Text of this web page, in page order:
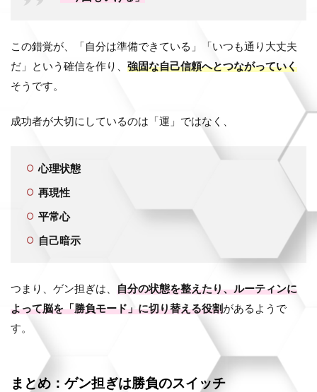
この錯覚が、「自分は準備できている」「いつも通り大丈夫
だ」という確信を作り、 強固な自己信頼へとつながっていく
そうです。
成功者が大切にしているのは「運」ではなく、
心理状態
再現性
平常心
自己暗示
つまり、ゲン担ぎは、 自分の状態を整えたり、ルーティンに
よって脳を「勝負モード」に切り替える役割があるようで
す。
まとめ：ゲン担ぎは勝負のスイッチ